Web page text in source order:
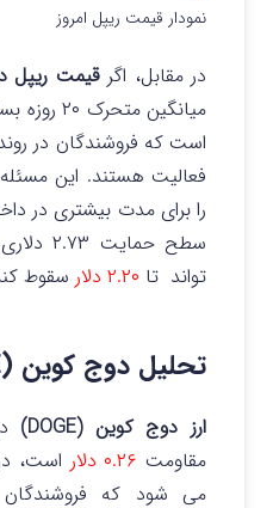
نمودار قیمت ریپل امروز
در مقابل، اگرقیمت ریپل
میانگین
است که فروشندگان در
فعالیت هستند. این
را برای مدت بیشتری در
سطح
تواند تا ۲.۲۰ دلار سقوط
تحلیل دوج کوین (DOGE)
ارز دوج کوین (DOGE)
مقاومت ۰.۲۶ دلار
است،
می شود که